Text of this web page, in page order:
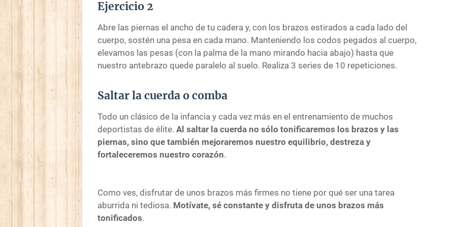
Ejercicio 2
Abre las piernas el ancho de tu cadera y, con los brazos estirados a cada lado del
cuerpo, sostén una pesa en cada mano. Manteniendo los codos pegados al cuerpo,
elevamos las pesas (con la palma de la mano mirando hacia abajo) hasta que
nuestro antebrazo quede paralelo al suelo. Realiza 3 series de 10 repeticiones.
Saltar la cuerda o comba
Todo un clásico de la infancia y cada vez más en el entrenamiento de muchos
deportistas de élite. Al saltar la cuerda no sólo tonificaremos los brazos y las
piernas, sino que también mejoraremos nuestro equilibrio, destreza y
fortaleceremos nuestro corazón.
Como ves, disfrutar de unos brazos más firmes no tiene por qué ser una tarea
aburrida ni tediosa. Motívate, sé constante y disfruta de unos brazos más
tonificados.